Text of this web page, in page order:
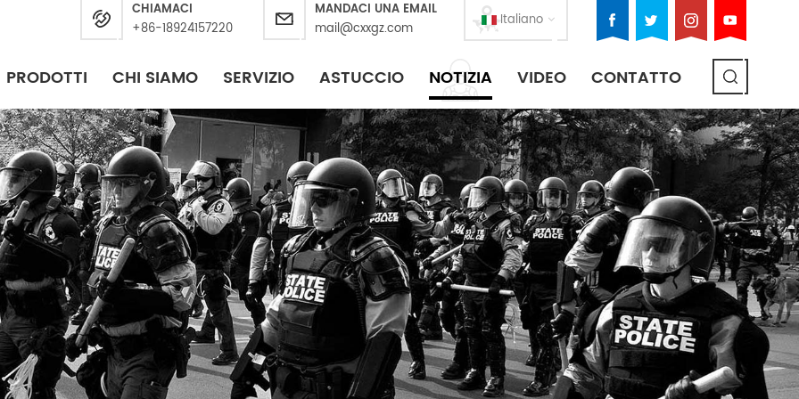
Italiano
CHIAMACI
+86-18924157220
MANDACI UNA EMAIL
mail@cxxgz.com
PRODOTTI CHI SIAMO SERVIZIO ASTUCCIO NOTIZIA VIDEO CONTATTO